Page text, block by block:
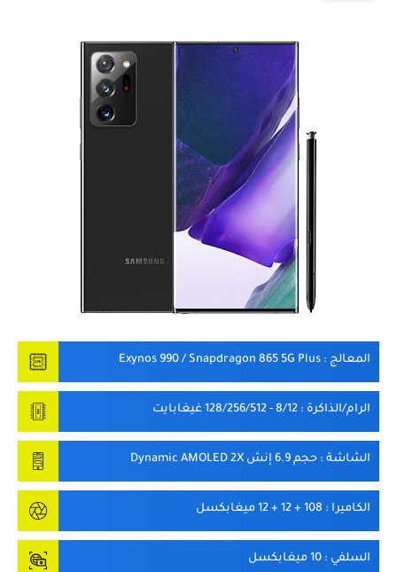
المعالج : Exynos 990 / Snapdragon 865 5G Plus
الرام/الذاكرة : 8/12 - 128/256/512 غيغابايت
الشاشة : حجم 6.9 إنش Dynamic AMOLED 2X
الكاميرا : 108 + 12 + 12 ميغابكسل
السلفي : 10 ميغابكسل